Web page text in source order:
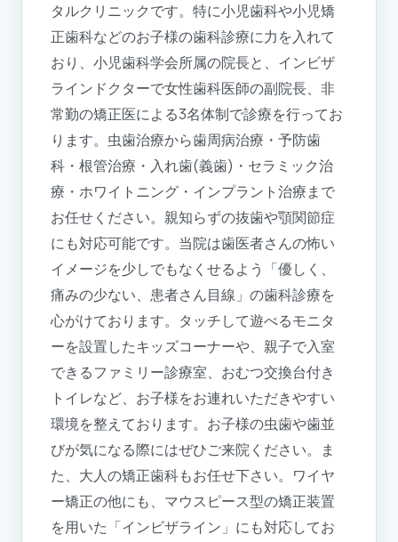
タルクリニックです。特に小児歯科や小児矯
正歯科などのお子様の歯科診療に力を入れて
おり、小児歯科学会所属の院長と、インビザ
ラインドクターで女性歯科医師の副院長、非
常勤の矯正医による3名体制で診療を行ってお
ります。虫歯治療から歯周病治療・予防歯
科・根管治療・入れ歯(義歯)・セラミック治
療・ホワイトニング・インプラント治療まで
お任せください。親知らずの抜歯や顎関節症
にも対応可能です。当院は歯医者さんの怖い
イメージを少しでもなくせるよう「優しく、
痛みの少ない、患者さん目線」の歯科診療を
心がけております。タッチして遊べるモニタ
ーを設置したキッズコーナーや、親子で入室
できるファミリー診療室、おむつ交換台付き
トイレなど、お子様をお連れいただきやすい
環境を整えております。お子様の虫歯や歯並
びが気になる際にはぜひご来院ください。ま
た、大人の矯正歯科もお任せ下さい。ワイヤ
ー矯正の他にも、マウスピース型の矯正装置
を用いた「インビザライン」にも対応してお